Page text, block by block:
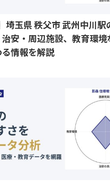
埼玉県 秩父市 武州中川駅
安・周辺施設、教育環境
情報を解説